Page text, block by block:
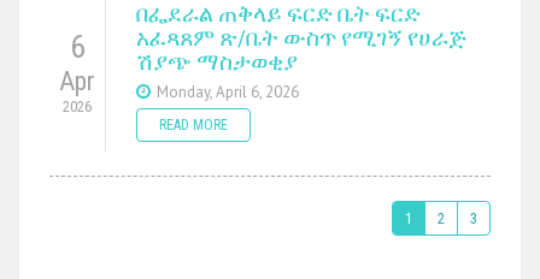
6
Apr
2026
በፌደራል ጠቅላይ ፍርድ ቤት ፍርድ
አፈጻጸም ጽ/ቤት ውስጥ የሚገኝ የሀራጅ
ሽያጭ ማስታወቂያ
Monday, April 6, 2026
READ MORE
1 2 3